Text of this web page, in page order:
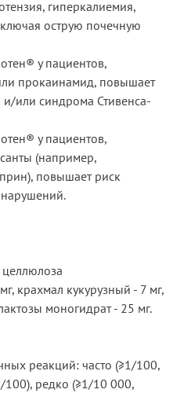
гиперкалиемия,
острую почечную
у пациентов,
прокаинамид, повышает
или синдрома Стивенса-
у пациентов,
(например,
повышает риск
нарушений.
крахмал кукурузный - 7 мг,
моногидрат - 25 мг.
реакций: часто (≥1/100,
100), редко (≥1/10 000,